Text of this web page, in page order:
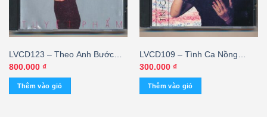
LVCD123 – Theo Anh Bước
Xuống Cơn Đau – Ý Lan
(Prodisc)
800.000 ₫
Thêm vào giỏ
LVCD109 – Tình Ca Nồng
Thắm – Họa Mi (TBD)
300.000 ₫
Thêm vào giỏ